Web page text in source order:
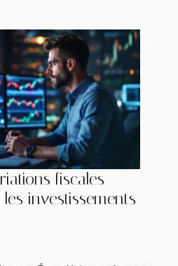
fiscales
investissements